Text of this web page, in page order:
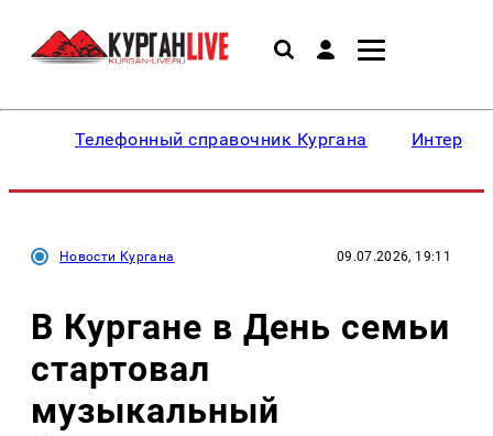
Телефонный справочник Кургана
Новости Кургана 09.07.2026, 19:11
В Кургане в День семьи
стартовал
музыкальный